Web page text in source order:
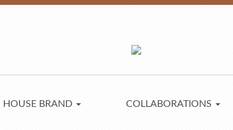
HOUSE BRAND COLLABORATIONS